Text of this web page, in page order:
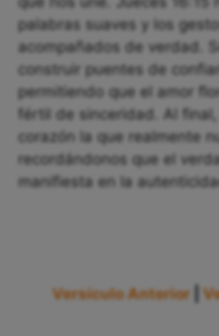
palabras suaves y los
acompañados de verdad.
construir puentes de
permitiendo que el amor
fértil de sinceridad. Al
corazón la que realmente
recordándonos que el
manifiesta en la
Versículo Anterior